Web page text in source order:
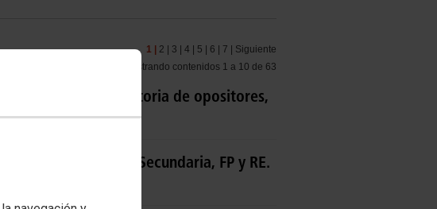
1 | 2 | 3 | 4 | 5 | 6 | 7 | Siguiente
Mostrando contenidos 1 a 10 de 63
Convocatoria de opositores,
la prueba.
de Profesores de Secundaria, FP y RE.